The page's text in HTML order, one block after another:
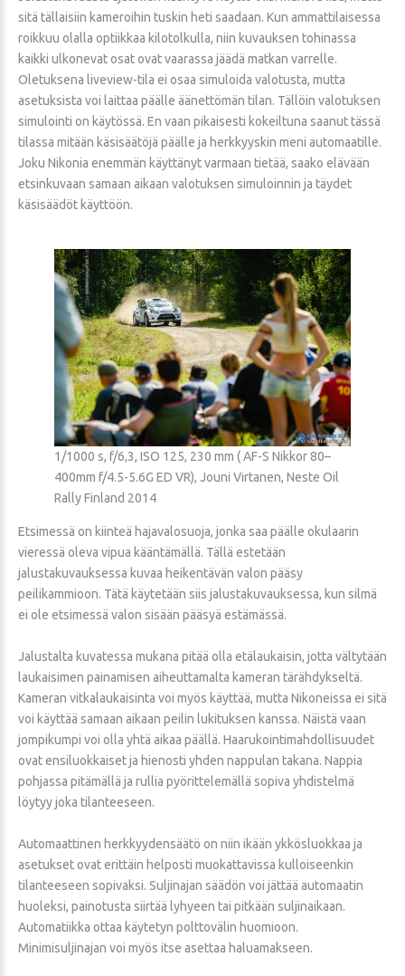
sitä tällaisiin kameroihin tuskin heti saadaan. Kun ammattilaisessa
roikkuu olalla optiikkaa kilotolkulla, niin kuvauksen tohinassa
kaikki ulkonevat osat ovat vaarassa jäädä matkan varrelle.
Oletuksena liveview-tila ei osaa simuloida valotusta, mutta
asetuksista voi laittaa päälle äänettömän tilan. Tällöin valotuksen
simulointi on käytössä. En vaan pikaisesti kokeiltuna saanut tässä
tilassa mitään käsisäätöjä päälle ja herkkyyskin meni automaatille.
Joku Nikonia enemmän käyttänyt varmaan tietää, saako elävään
etsinkuvaan samaan aikaan valotuksen simuloinnin ja täydet
käsisäädöt käyttöön.
1/1000 s, f/6,3, ISO 125, 230 mm ( AF-S Nikkor 80–
400mm f/4.5-5.6G ED VR), Jouni Virtanen, Neste Oil
Rally Finland 2014
Etsimessä on kiinteä hajavalosuoja, jonka saa päälle okulaarin
vieressä oleva vipua kääntämällä. Tällä estetään
jalustakuvauksessa kuvaa heikentävän valon pääsy
peilikammioon. Tätä käytetään siis jalustakuvauksessa, kun silmä
ei ole etsimessä valon sisään pääsyä estämässä.
Jalustalta kuvatessa mukana pitää olla etälaukaisin, jotta vältytään
laukaisimen painamisen aiheuttamalta kameran tärähdykseltä.
Kameran vitkalaukaisinta voi myös käyttää, mutta Nikoneissa ei sitä
voi käyttää samaan aikaan peilin lukituksen kanssa. Näistä vaan
jompikumpi voi olla yhtä aikaa päällä. Haarukointimahdollisuudet
ovat ensiluokkaiset ja hienosti yhden nappulan takana. Nappia
pohjassa pitämällä ja rullia pyörittelemällä sopiva yhdistelmä
löytyy joka tilanteeseen.
Automaattinen herkkyydensäätö on niin ikään ykkösluokkaa ja
asetukset ovat erittäin helposti muokattavissa kulloiseenkin
tilanteeseen sopivaksi. Suljinajan säädön voi jättää automaatin
huoleksi, painotusta siirtää lyhyeen tai pitkään suljinaikaan.
Automatiikka ottaa käytetyn polttovälin huomioon.
Minimisuljinajan voi myös itse asettaa haluamakseen.